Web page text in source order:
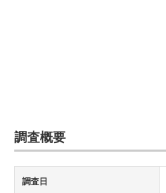
調査概要
調査日